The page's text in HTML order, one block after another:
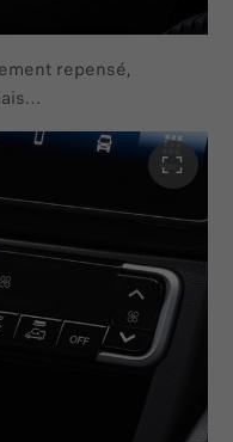
repensé,
grande robustesse
rangements.